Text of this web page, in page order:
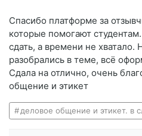
Спасибо платформе за
которые помогают
сдать, а времени не хватало.
разобрались в теме, всё
Сдала на отлично, очень
общение и этикет
деловое общение и этикет. в